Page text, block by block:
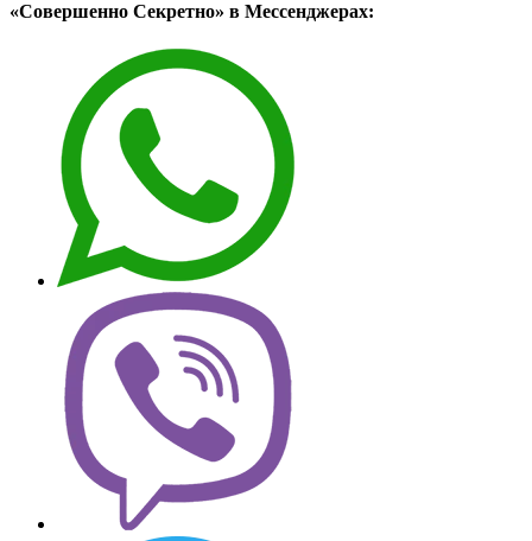
«Совершенно Секретно» в Мессенджерах: